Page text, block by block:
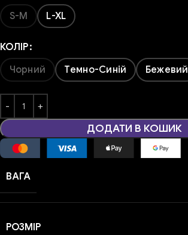
S-M
L-XL
КОЛІР
Чорний
Темно-Синій Бежевий
ДОДАТИ В КОШИК
ВАГА
РОЗМІР